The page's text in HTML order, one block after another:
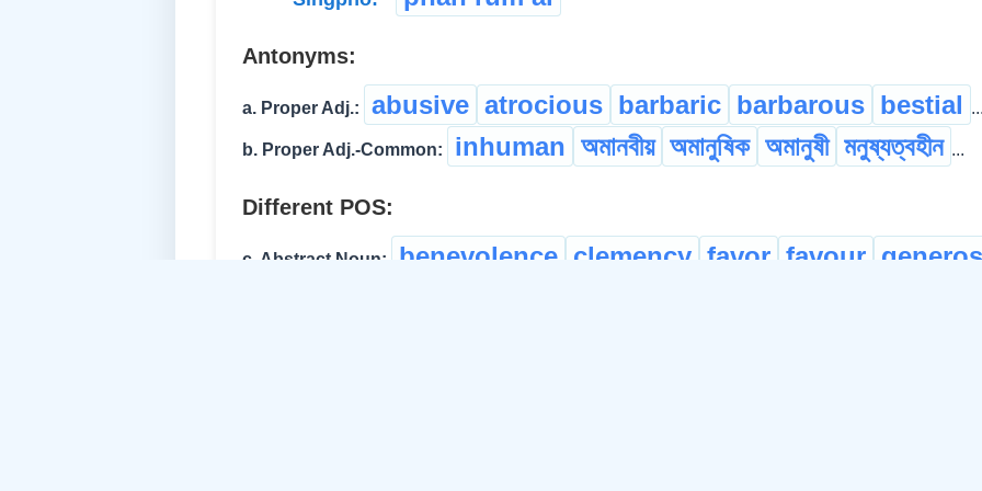
Antonyms:
a. Proper Adj.: abusive atrocious barbaric barbarous bestial ...
b. Proper Adj.-Common: inhuman অমানবীয় অমানুষিক অমানুষী মনুষ্যত্বহীন ...
Different POS:
c. Abstract Noun: benevolence clemency favor favour